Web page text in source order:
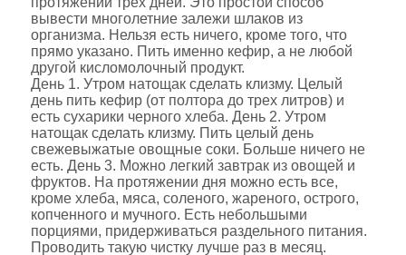
вывести многолетние залежи шлаков из
организма. Нельзя есть ничего, кроме того, что
прямо указано. Пить именно кефир, а не любой
другой кисломолочный продукт.
День 1. Утром натощак сделать клизму. Целый
день пить кефир (от полтора до трех литров) и
есть сухарики черного хлеба. День 2. Утром
натощак сделать клизму. Пить целый день
свежевыжатые овощные соки. Больше ничего не
есть. День 3. Можно легкий завтрак из овощей и
фруктов. На протяжении дня можно есть все,
кроме хлеба, мяса, соленого, жареного, острого,
копченного и мучного. Есть небольшыми
порциями, придерживаться раздельного питания.
Проводить такую чистку лучше раз в месяц.